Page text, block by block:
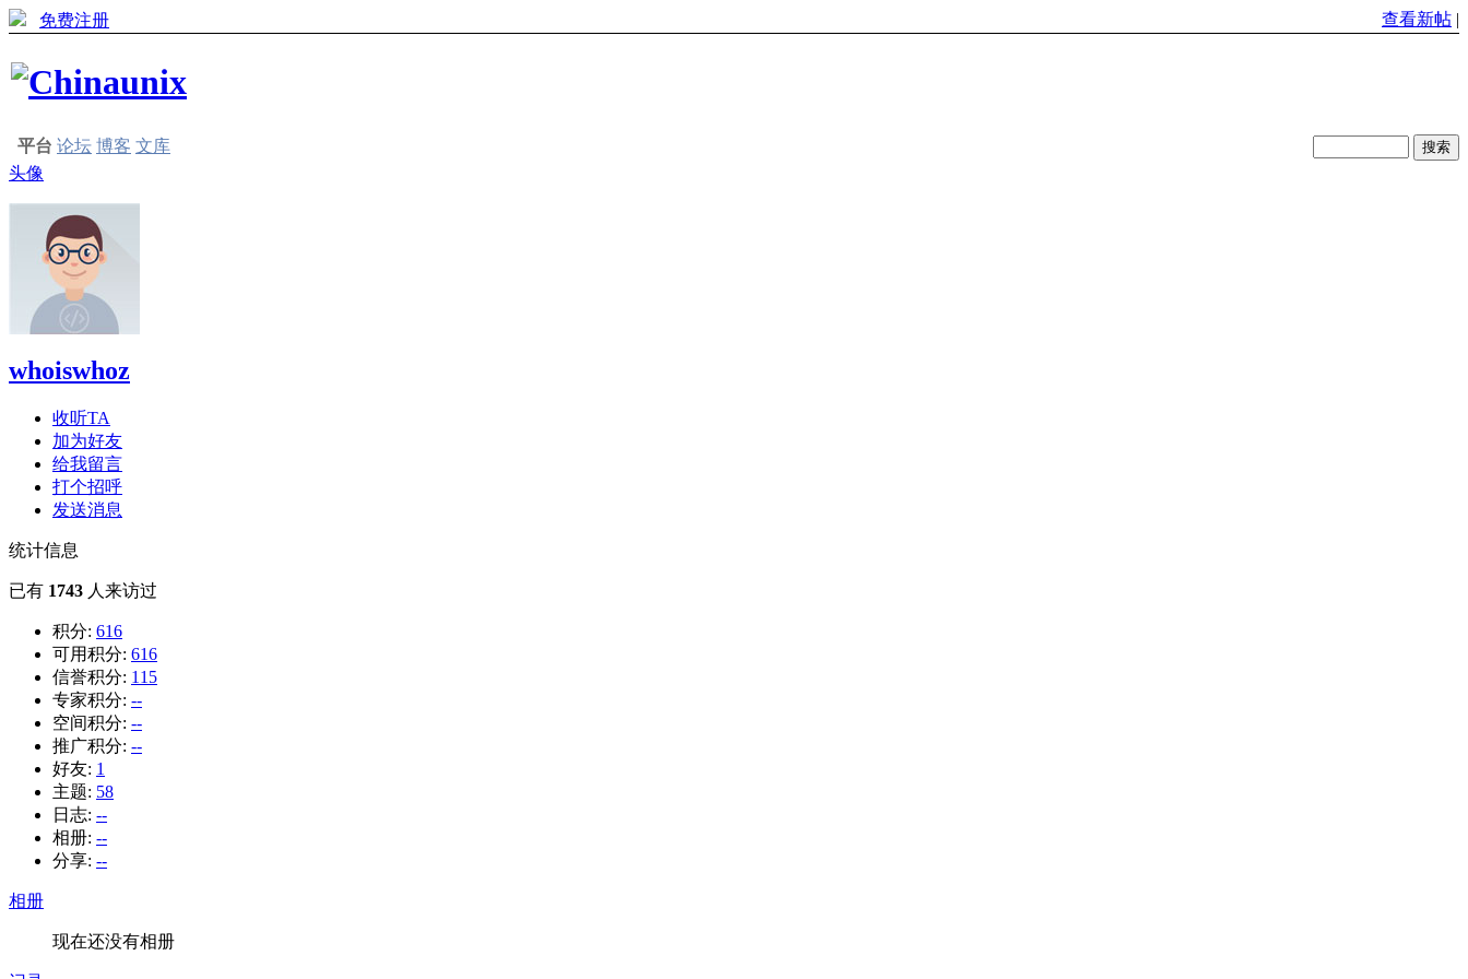
免费注册 查看新帖 |
平台 论坛 博客 文库
头像
whoiswhoz
收听TA
加为好友
给我留言
打个招呼
发送消息
统计信息
已有 1743 人来访过
积分: 616
可用积分: 616
信誉积分: 115
专家积分: --
空间积分: --
推广积分: --
好友: 1
主题: 58
日志: --
相册: --
分享: --
相册
现在还没有相册